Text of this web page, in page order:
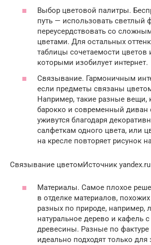
Выбор цветовой палитры.
путь — использовать светлый
переусердствовать со
цветами. Для остальных
таблицы сочетаемости цветов
которыми изобилует интернет.
Связывание. Гармоничным
если предметы связаны
Например, такие разные вещи,
барокко и современный диван
уживутся благодаря
салфеткам одного цвета, или
на кресле повторяет рисунок
Связывание цветомИсточник yandex.ru
Материалы. Самое плохое
в отделке материалов,
разных по природе, например,
натуральное дерево и кафель
древесины. Разные по
идеально подходят только для